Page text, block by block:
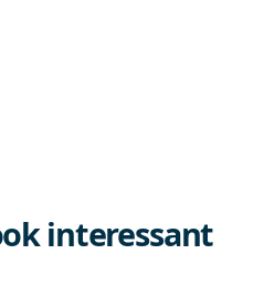
interessant